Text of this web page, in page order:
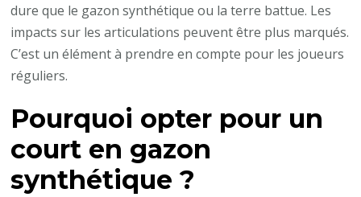
dure que le gazon synthétique ou la terre battue. Les
impacts sur les articulations peuvent être plus marqués.
C’est un élément à prendre en compte pour les joueurs
réguliers.
Pourquoi opter pour un
court en gazon
synthétique ?